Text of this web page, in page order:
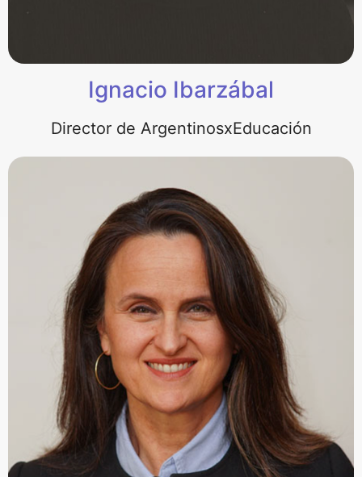
Ignacio Ibarzábal
Director de ArgentinosxEducación